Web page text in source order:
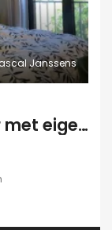
Janssens
Gezellige studentenkamer met eigen badkamer in Mechelen